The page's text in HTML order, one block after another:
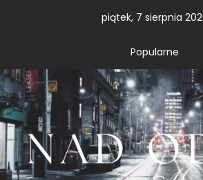
piątek, 7 sierpnia
Popularne